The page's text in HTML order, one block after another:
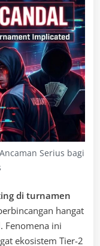
Serius bagi
di turnamen
hangat
Fenomena ini
ekosistem Tier-2